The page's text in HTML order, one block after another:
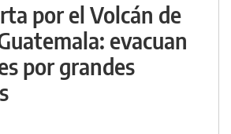
por el Volcán de
evacuan
por grandes